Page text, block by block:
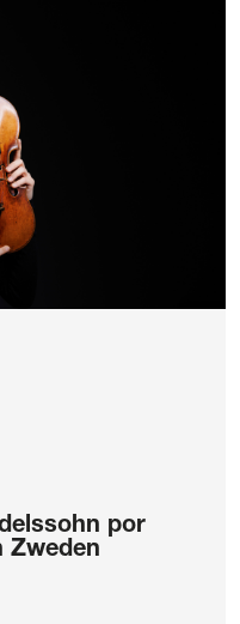
por
Zweden